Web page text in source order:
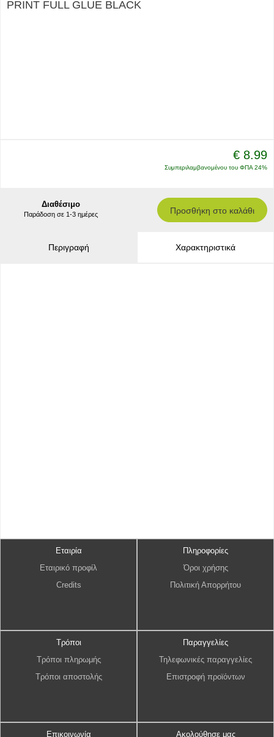
PRINT FULL GLUE BLACK
€ 8.99
Συμπεριλαμβανομένου του ΦΠΑ 24%
Διαθέσιμο
Παράδοση σε 1-3 ημέρες Προσθήκη στο καλάθι
Περιγραφή Χαρακτηριστικά
Εταιρία
Εταιρικό προφίλ
Credits
Πληροφορίες
Όροι χρήσης
Πολιτική Απορρήτου
Τρόποι
Τρόποι πληρωμής
Τρόποι αποστολής
Παραγγελίες
Τηλεφωνικές παραγγελίες
Επιστροφή προϊόντων
Επικοινωνία Ακολούθησε μας